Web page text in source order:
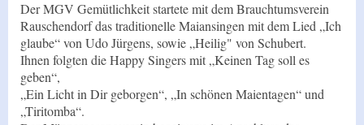
Der MGV Gemütlichkeit startete mit dem Brauchtumsverein
Rauschendorf das traditionelle Maiansingen mit dem Lied „Ich
glaube“ von Udo Jürgens, sowie „Heilig" von Schubert.
Ihnen folgten die Happy Singers mit „Keinen Tag soll es
geben“,
„Ein Licht in Dir geborgen“, „In schönen Maientagen“ und
„Tiritomba“.